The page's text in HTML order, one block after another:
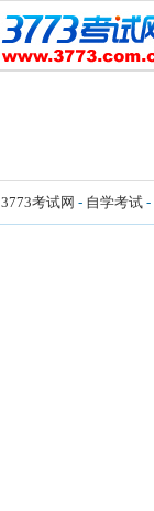
3773考试网 - 自学考试 -